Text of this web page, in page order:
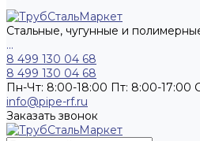
Стальные, чугунные и
...
8 499 130 04 68
8 499 130 04 68
Пн-Чт: 8:00-18:00 Пт: 8:00-17:00
info@pipe-rf.ru
Заказать звонок